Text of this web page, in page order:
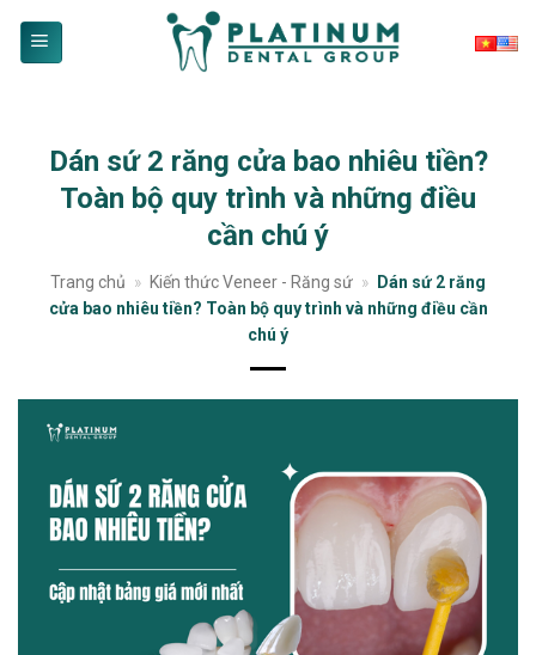
Dán sứ 2 răng cửa bao nhiêu tiền?
Toàn bộ quy trình và những điều
cần chú ý
Trang chủ » Kiến thức Veneer - Răng sứ »
Dán sứ 2 răng
cửa bao nhiêu tiền? Toàn bộ quy trình và những điều cần
chú ý